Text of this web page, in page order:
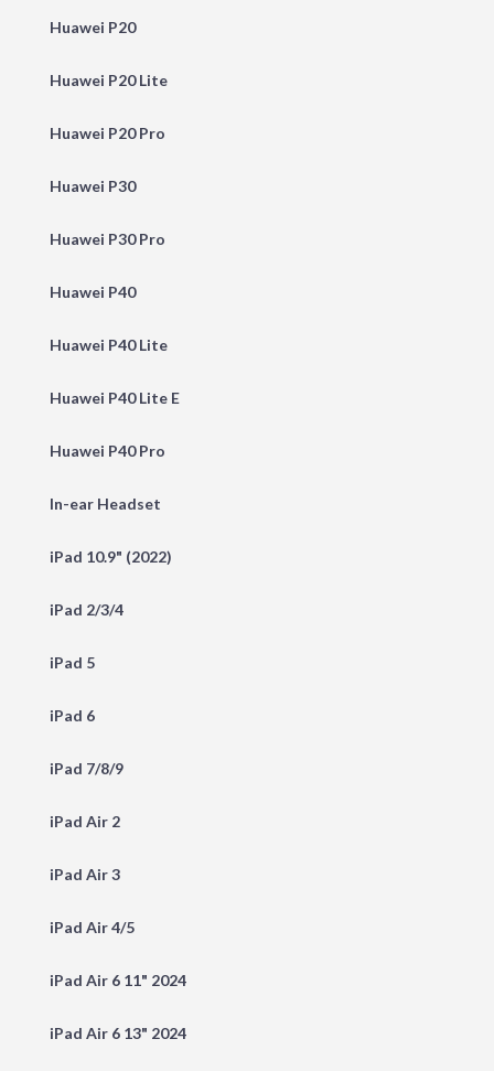
Huawei P20
Huawei P20 Lite
Huawei P20 Pro
Huawei P30
Huawei P30 Pro
Huawei P40
Huawei P40 Lite
Huawei P40 Lite E
Huawei P40 Pro
In-ear Headset
iPad 10.9" (2022)
iPad 2/3/4
iPad 5
iPad 6
iPad 7/8/9
iPad Air 2
iPad Air 3
iPad Air 4/5
iPad Air 6 11" 2024
iPad Air 6 13" 2024